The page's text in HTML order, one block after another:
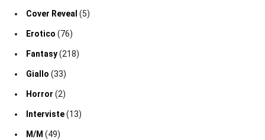
Cover Reveal (5)
Erotico (76)
Fantasy(218)
Giallo (33)
Horror (2)
Interviste(13)
M/M (49)